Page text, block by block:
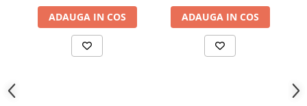
ADAUGA IN COS ADAUGA IN COS